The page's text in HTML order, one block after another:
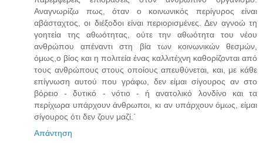
Αναγνωρίζω πως, όταν ο κοινωνικός περίγυρος είναι
αβάσταχτος, οι διέξοδοι είναι περιορισμένες. Δεν αγνοώ τη
γοητεία της αθωότητας, ούτε την αθωότητα του νέου
ανθρώπου απέναντι στη βία των κοινωνικών θεσμών,
όμως,ο βίος και η πολιτεία ένας καλλιτέχνη καθορίζονται από
τους ανθρώπους στους οποίους απευθύνεται, και, με κάθε
επίγνωση αυτού που γράφω, δεν είμαι σίγουρος αν στο
βόρειο - δυτικό - νότιο - ή ανατολικό λονδίνο και τα
περίχωρα υπάρχουν άνθρωποι, κι αν υπάρχουν όμως, είμαι
σίγουρος ότι δεν ζουν μαζί.΄
Απάντηση